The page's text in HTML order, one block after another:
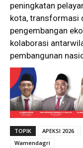
peningkatan
kota, transformasi
pengembangan
kolaborasi
pembangunan
TOPIK APEKSI 2026
Wamendagri